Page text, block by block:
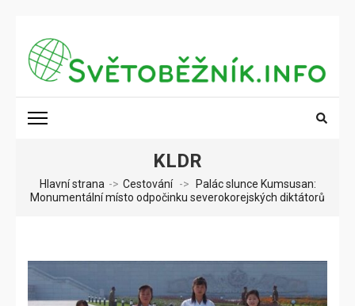
obsah
(stiskněte
Enter)
SVĚTOBĚŽNÍK.INFO
KLDR
Hlavní strana -> Cestování ->
Palác slunce Kumsusan:
Monumentální místo odpočinku severokorejských diktátorů